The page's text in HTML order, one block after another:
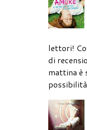
lettori!
di
mattina è